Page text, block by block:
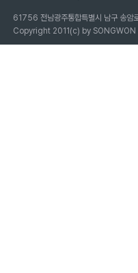
61756 전남광주통합특별시 남구
Copyright 2011(c) by